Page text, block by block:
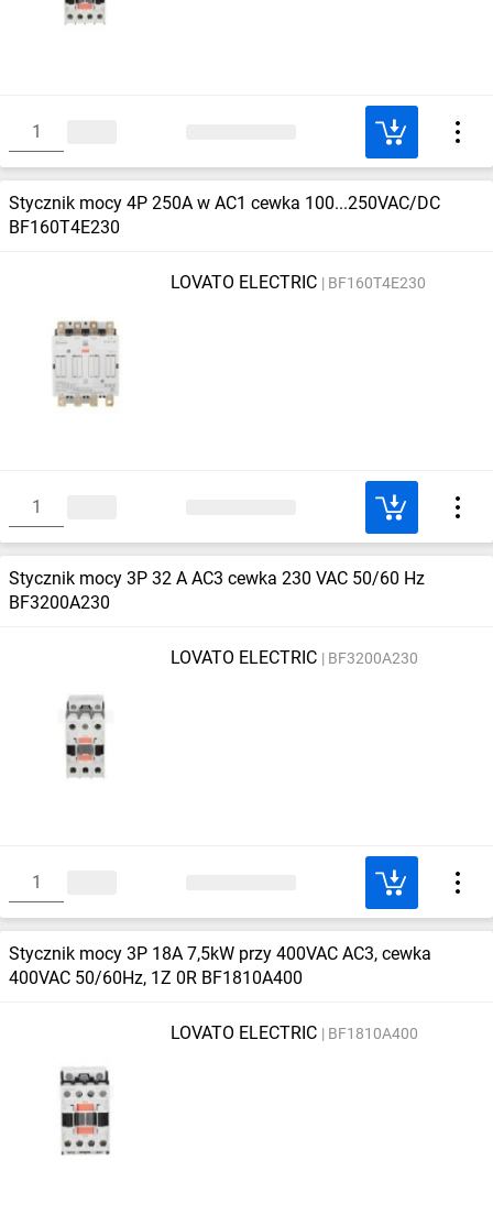
Stycznik mocy 4P 250A w AC1 cewka 100...250VAC/DC
BF160T4E230
LOVATO ELECTRIC BF160T4E230
Stycznik mocy 3P 32 A AC3 cewka 230 VAC 50/60 Hz
BF3200A230
LOVATO ELECTRIC BF3200A230
Stycznik mocy 3P 18A 7,5kW przy 400VAC AC3, cewka
400VAC 50/60Hz, 1Z 0R BF1810A400
LOVATO ELECTRIC BF1810A400